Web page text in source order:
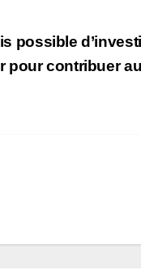
possible
pour contribuer